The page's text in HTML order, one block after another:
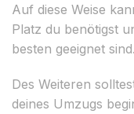
Auf diese Weise
Platz du benötigst
besten geeignet sind.
Des Weiteren
deines Umzugs